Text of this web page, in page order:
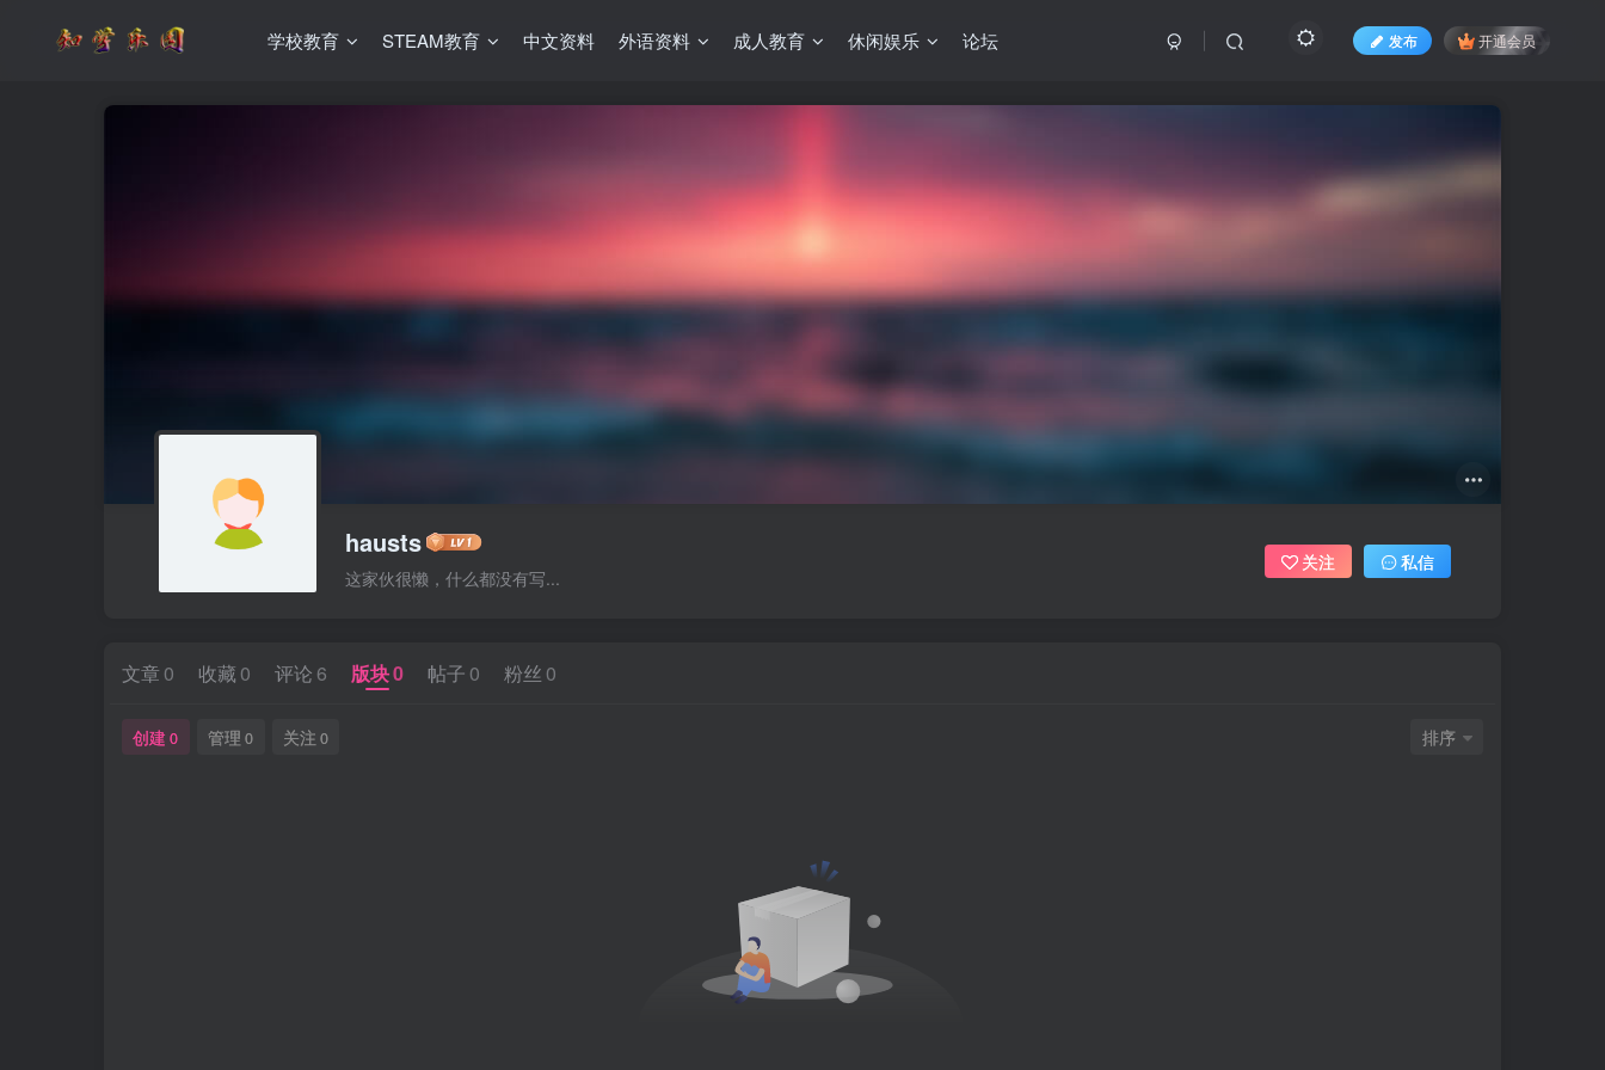
学校教育 STEAM教育 中文资料 外语资料 成人教育 休闲娱乐 论坛 发布 开通会员
hausts
这家伙很懒，什么都没有写...
关注 私信
文章 0 收藏 0 评论 6 版块0 帖子 0 粉丝 0
创建 0 管理 0 关注 0 排序